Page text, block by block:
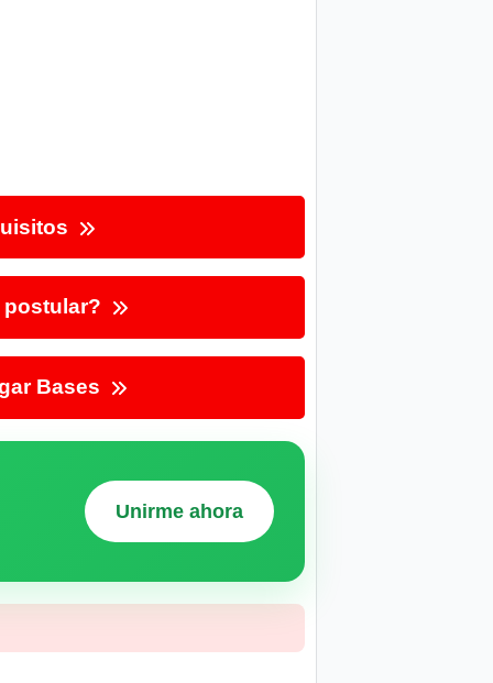
postular?
Bases
Unirme ahora